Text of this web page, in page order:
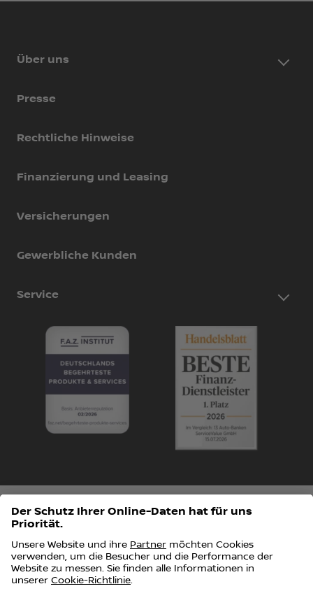
Über uns
Presse
Rechtliche Hinweise
Finanzierung und Leasing
Versicherungen
Gewerbliche Kunden
Service
Impressum
Datenschutz
Data Act